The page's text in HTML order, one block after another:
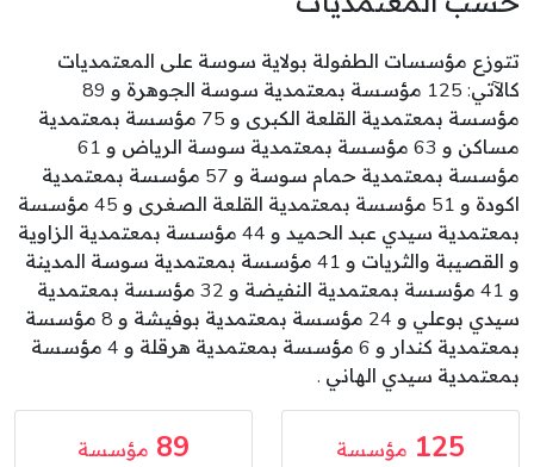
تتوزع مؤسسات الطفولة بولاية سوسة على المعتمديات
كالآتي: 125 مؤسسة بمعتمدية سوسة الجوهرة و 89
مؤسسة بمعتمدية القلعة الكبرى و 75 مؤسسة بمعتمدية
مساكن و 63 مؤسسة بمعتمدية سوسة الرياض و 61
مؤسسة بمعتمدية حمام سوسة و 57 مؤسسة بمعتمدية
اكودة و 51 مؤسسة بمعتمدية القلعة الصغرى و 45 مؤسسة
بمعتمدية سيدي عبد الحميد و 44 مؤسسة بمعتمدية الزاوية
و القصيبة والثريات و 41 مؤسسة بمعتمدية سوسة المدينة
و 41 مؤسسة بمعتمدية النفيضة و 32 مؤسسة بمعتمدية
سيدي بوعلي و 24 مؤسسة بمعتمدية بوفيشة و 8 مؤسسة
بمعتمدية كندار و 6 مؤسسة بمعتمدية هرقلة و 4 مؤسسة
بمعتمدية سيدي الهاني .
125 مؤسسة 89 مؤسسة